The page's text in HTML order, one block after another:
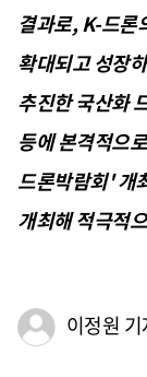
결과로, K-드론
확대되고 성장
추진한 국산화
등에 본격적으
드론박람회' 개
개최해 적극적
이정원